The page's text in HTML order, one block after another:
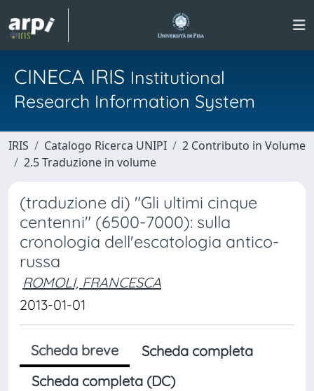
CINECA IRIS Institutional
Research Information System
IRIS Catalogo Ricerca UNIPI
2 Contributo in Volume
2.5 Traduzione in volume
(traduzione di) "Gli ultimi cinque
centenni" (6500-7000): sulla
cronologia dell'escatologia antico-
russa
ROMOLI, FRANCESCA
2013-01-01
Scheda breve
Scheda completa
Scheda completa (DC)